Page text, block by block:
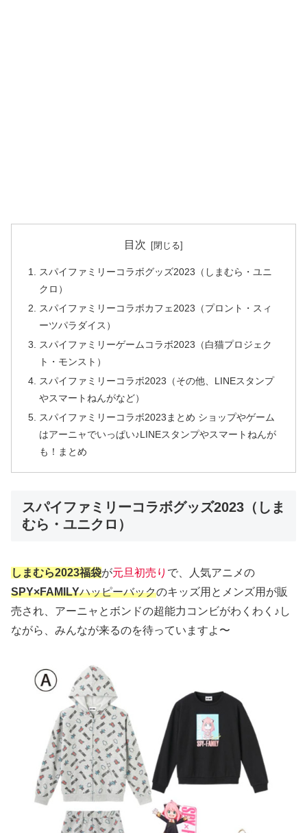
目次
スパイファミリーコラボグッズ2023（しまむら・ユニ
クロ）
スパイファミリーコラボカフェ2023（プロント・スィ
ーツパラダイス）
スパイファミリーゲームコラボ2023（白猫プロジェク
ト・モンスト）
スパイファミリーコラボ2023（その他、LINEスタンプ
やスマートねんがなど）
スパイファミリーコラボ2023まとめ ショップやゲーム
はアーニャでいっぱい♪LINEスタンプやスマートねんが
も！まとめ
スパイファミリーコラボグッズ2023（しま
むら・ユニクロ）
しまむら2023福袋が元旦初売り で、人気アニメの
SPY×FAMILYハッピーバックのキッズ用とメンズ用が販
売され、アーニャとボンドの超能力コンビがわくわく♪し
ながら、みんなが来るのを待っていますよ〜